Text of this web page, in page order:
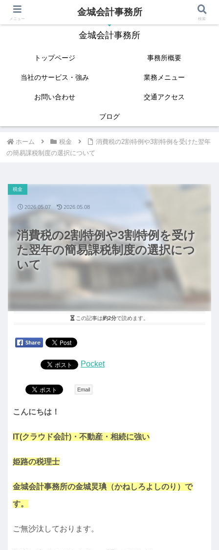
IT(クラウド会計)と相続に強い姫路の税理士
金城会計事務所
トップページ 事務所概要
当社のサービス・強み 業務メニュー
お問い合わせ 交通アクセス
ブログ
ホーム 税金
消費税の2割特例や3割特例を受けた翌年
の簡易課税制度の選択について
消費税の2割特例や3割特例を受け
た翌年の簡易課税制度の選択につ
いて
税金
2026.05.07 2026.05.08
この記事は約2分で読めます。
Pocket
Email
こんにちは！
IT(クラウド会計)・不動産・相続に強い
姫路の税理士
金城会計事務所の金城炅琠（かねしろよしのり）で
す。
ご無沙汰しております。
メニュー
金城会計事務所
検索